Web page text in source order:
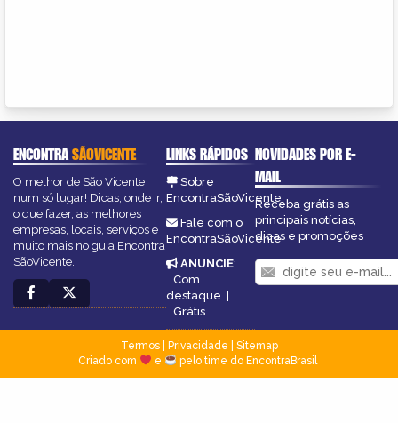
ENCONTRASÃOVICENTE
O melhor de São Vicente
num só lugar! Dicas, onde ir,
o que fazer, as melhores
empresas, locais, serviços e
muito mais no guia Encontra
SãoVicente.
LINKS RÁPIDOS
Sobre
EncontraSãoVicente
Fale com o
EncontraSãoVicente
ANUNCIE:
Com
destaque |
Grátis
NOVIDADES POR E-
MAIL
Receba grátis as
principais notícias,
dicas e promoções
Termos| Privacidade
Sitemap
Criado com
e pelo time do EncontraBrasil